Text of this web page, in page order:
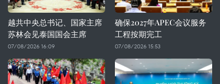
越共中央总书记、国家主席
苏林会见泰国国会主席
07/08/2026 16:09
确保2027年APEC会议服务
工程按期完工
07/08/2026 15:53